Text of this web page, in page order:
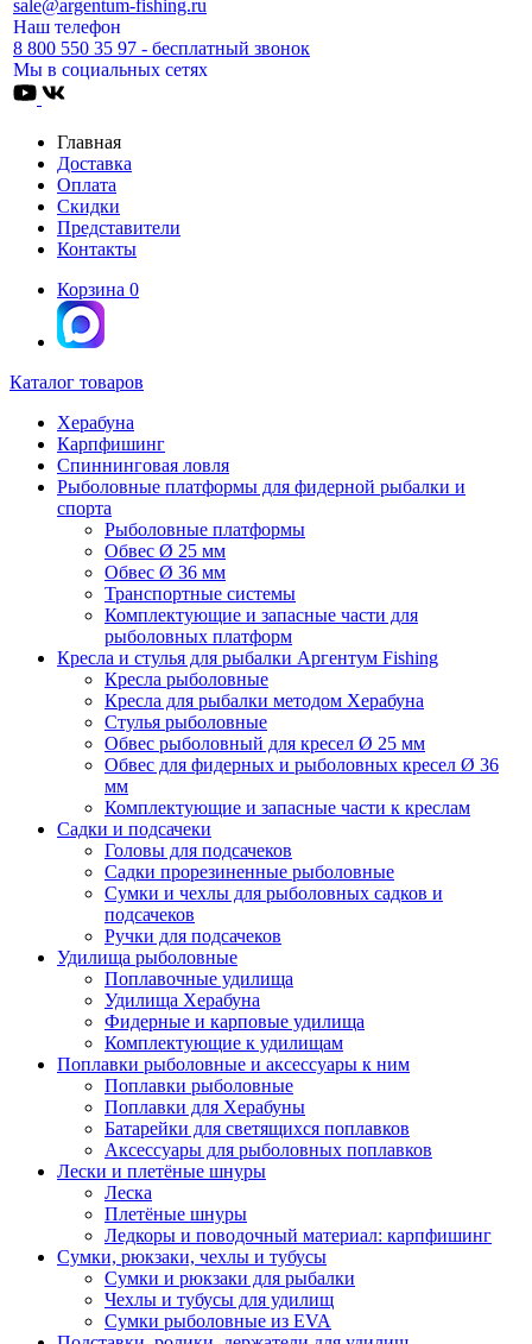
sale@argentum-fishing.ru
Наш телефон
8 800 550 35 97 - бесплатный звонок
Мы в социальных сетях
Главная
Доставка
Оплата
Скидки
Представители
Контакты
Корзина 0
Каталог товаров
Херабуна
Карпфишинг
Спиннинговая ловля
Рыболовные платформы для фидерной рыбалки и
спорта
Рыболовные платформы
Обвес Ø 25 мм
Обвес Ø 36 мм
Транспортные системы
Комплектующие и запасные части для
рыболовных платформ
Кресла и стулья для рыбалки Аргентум Fishing
Кресла рыболовные
Кресла для рыбалки методом Херабуна
Стулья рыболовные
Обвес рыболовный для кресел Ø 25 мм
Обвес для фидерных и рыболовных кресел Ø 36
мм
Комплектующие и запасные части к креслам
Садки и подсачеки
Головы для подсачеков
Садки прорезиненные рыболовные
Сумки и чехлы для рыболовных садков и
подсачеков
Ручки для подсачеков
Удилища рыболовные
Поплавочные удилища
Удилища Херабуна
Фидерные и карповые удилища
Комплектующие к удилищам
Поплавки рыболовные и аксессуары к ним
Поплавки рыболовные
Поплавки для Херабуны
Батарейки для светящихся поплавков
Аксессуары для рыболовных поплавков
Лески и плетёные шнуры
Леска
Плетёные шнуры
Ледкоры и поводочный материал: карпфишинг
Сумки, рюкзаки, чехлы и тубусы
Сумки и рюкзаки для рыбалки
Чехлы и тубусы для удилищ
Сумки рыболовные из EVA